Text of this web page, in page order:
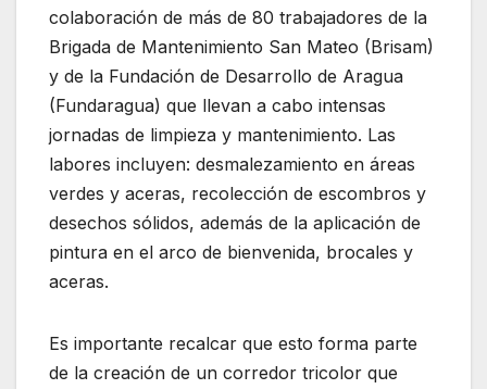
colaboración de más de 80 trabajadores de la
Brigada de Mantenimiento San Mateo (Brisam)
y de la Fundación de Desarrollo de Aragua
(Fundaragua) que llevan a cabo intensas
jornadas de limpieza y mantenimiento. Las
labores incluyen: desmalezamiento en áreas
verdes y aceras, recolección de escombros y
desechos sólidos, además de la aplicación de
pintura en el arco de bienvenida, brocales y
aceras.
Es importante recalcar que esto forma parte
de la creación de un corredor tricolor que